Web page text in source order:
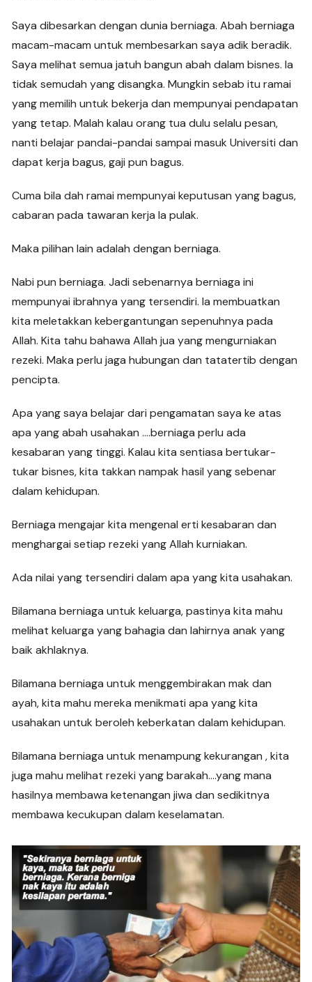
Saya dibesarkan dengan dunia berniaga. Abah berniaga
macam-macam untuk membesarkan saya adik beradik.
Saya melihat semua jatuh bangun abah dalam bisnes. Ia
tidak semudah yang disangka. Mungkin sebab itu ramai
yang memilih untuk bekerja dan mempunyai pendapatan
yang tetap. Malah kalau orang tua dulu selalu pesan,
nanti belajar pandai-pandai sampai masuk Universiti dan
dapat kerja bagus, gaji pun bagus.
Cuma bila dah ramai mempunyai keputusan yang bagus,
cabaran pada tawaran kerja la pulak.
Maka pilihan lain adalah dengan berniaga.
Nabi pun berniaga. Jadi sebenarnya berniaga ini
mempunyai ibrahnya yang tersendiri. Ia membuatkan
kita meletakkan kebergantungan sepenuhnya pada
Allah. Kita tahu bahawa Allah jua yang mengurniakan
rezeki. Maka perlu jaga hubungan dan tatatertib dengan
pencipta.
Apa yang saya belajar dari pengamatan saya ke atas
apa yang abah usahakan ….berniaga perlu ada
kesabaran yang tinggi. Kalau kita sentiasa bertukar-
tukar bisnes, kita takkan nampak hasil yang sebenar
dalam kehidupan.
Berniaga mengajar kita mengenal erti kesabaran dan
menghargai setiap rezeki yang Allah kurniakan.
Ada nilai yang tersendiri dalam apa yang kita usahakan.
Bilamana berniaga untuk keluarga, pastinya kita mahu
melihat keluarga yang bahagia dan lahirnya anak yang
baik akhlaknya.
Bilamana berniaga untuk menggembirakan mak dan
ayah, kita mahu mereka menikmati apa yang kita
usahakan untuk beroleh keberkatan dalam kehidupan.
Bilamana berniaga untuk menampung kekurangan , kita
juga mahu melihat rezeki yang barakah….yang mana
hasilnya membawa ketenangan jiwa dan sedikitnya
membawa kecukupan dalam keselamatan.